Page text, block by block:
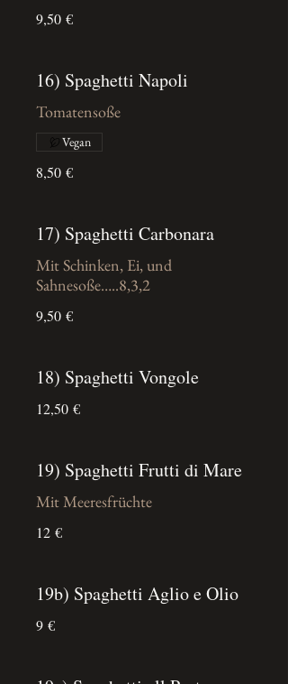
9,50 €
16) Spaghetti Napoli
Tomatensoße
8,50 €
Vegan
17) Spaghetti Carbonara
Mit Schinken, Ei, und
Sahnesoße…..8,3,2
9,50 €
18) Spaghetti Vongole
12,50 €
19) Spaghetti Frutti di Mare
Mit Meeresfrüchte
12 €
19b) Spaghetti Aglio e Olio
9 €